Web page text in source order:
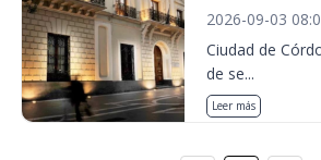
2026-09-03
Ciudad de
de se...
Leer más